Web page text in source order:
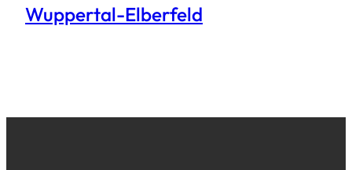
Wuppertal-Elberfeld